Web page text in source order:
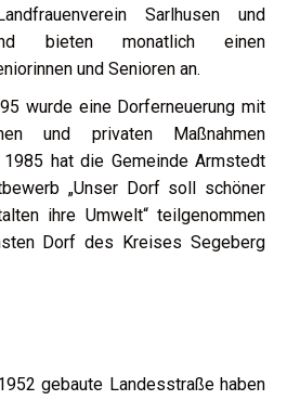
Sarlhusen und
bieten monatlich einen
und Senioren an.
wurde eine Dorferneuerung mit
und privaten Maßnahmen
hat die Gemeinde Armstedt
„Unser Dorf soll schöner
ihre Umwelt“ teilgenommen
Dorf des Kreises Segeberg
gebaute Landesstraße haben